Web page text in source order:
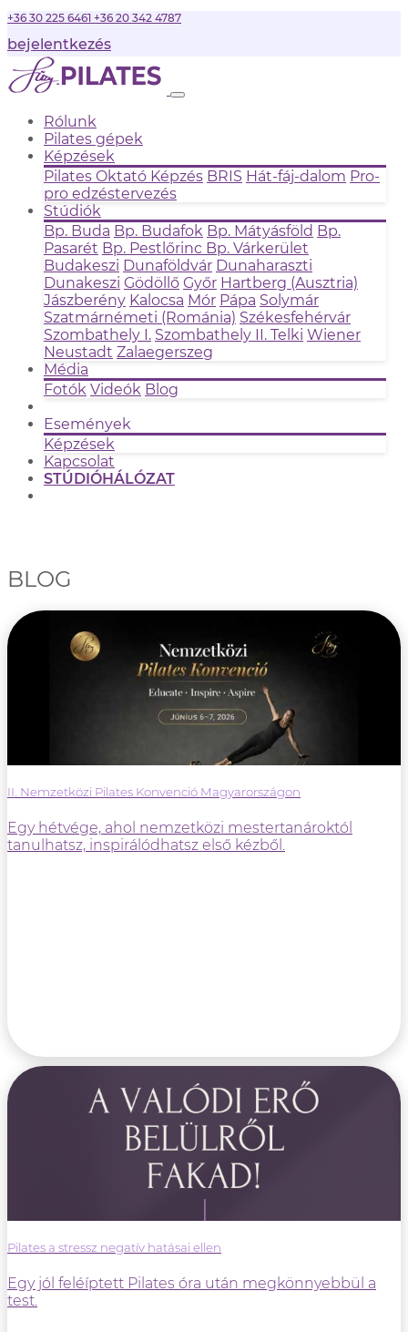
+36 30 225 6461 +36 20 342 4787
bejelentkezés
Rólunk
Pilates gépek
Képzések
Pilates Oktató Képzés BRIS Hát-fáj-dalom Pro-
pro edzéstervezés
Stúdiók
Bp. Buda Bp. Budafok Bp. Mátyásföld Bp.
Pasarét Bp. Pestlőrinc Bp. Várkerület
Budakeszi Dunaföldvár Dunaharaszti
Dunakeszi Gödöllő Győr Hartberg (Ausztria)
Jászberény Kalocsa Mór Pápa Solymár
Szatmárnémeti (Románia) Székesfehérvár
Szombathely I. Szombathely II. Telki Wiener
Neustadt Zalaegerszeg
Média
Fotók Videók Blog
Események
Képzések
Kapcsolat
STÚDIÓHÁLÓZAT
BLOG
II. Nemzetközi Pilates Konvenció Magyarországon
Egy hétvége, ahol nemzetközi mestertanároktól
tanulhatsz, inspirálódhatsz első kézből.
Pilates a stressz negatív hatásai ellen
Egy jól feléíptett Pilates óra után megkönnyebbül a
test.